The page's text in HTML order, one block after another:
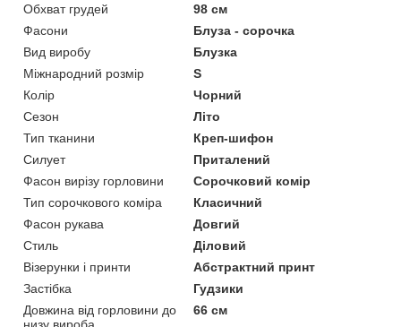
Обхват грудей
98 см
Фасони
Блуза - сорочка
Вид виробу
Блузка
Міжнародний розмір
S
Колір
Чорний
Сезон
Літо
Тип тканини
Креп-шифон
Силует
Приталений
Фасон вирізу горловини
Сорочковий комір
Тип сорочкового коміра
Класичний
Фасон рукава
Довгий
Стиль
Діловий
Візерунки і принти
Абстрактний принт
Застібка
Гудзики
Довжина від горловини до
низу вироба
66 см